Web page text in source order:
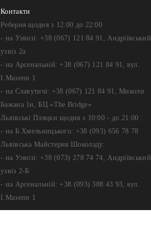
Контакти
Реберня щодня з 12:00 до 22:00
- на Узвозі: +38 (067) 121 84 91, Андріївський
узвіз 2а
- на Арсенальній: +38 (067) 121 84 91, вул.
І.Мазепи 1
- на Славутичі: +38 (067) 121 84 91, Миколи
Бажана 1и, БЦ «The Bridge»
Львівські Пляцки щодня з 10:00 - до 21:00 :
- на Б.Хмельницького: +38 (093) 656 78 78
Львівська Майстерня Шоколаду:
- на Узвозі: +38 (073) 278 74 74, Андріївський
узвіз 2-Б
- на Арсенальній: +38 (093) 388 43 93, вул.
І.Мазепи 1